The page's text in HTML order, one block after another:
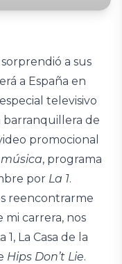
a sus
a España en
televisivo
barranquillera de
promocional
, programa
por La 1.
reencontrarme
mi carrera, nos
La Casa de la
Hips Don’t Lie.